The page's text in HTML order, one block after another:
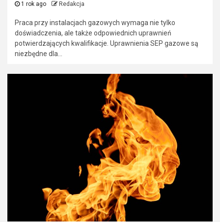
1 rok ago Redakcja
Praca przy instalacjach gazowych wymaga nie tylko
doświadczenia, ale także odpowiednich uprawnień
potwierdzających kwalifikacje. Uprawnienia SEP gazowe są
niezbędne dla...